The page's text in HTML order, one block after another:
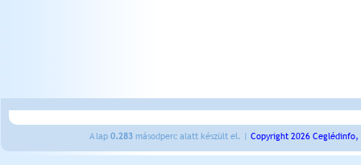
A lap 0.283 másodperc alatt készült el. | Copyright 2026